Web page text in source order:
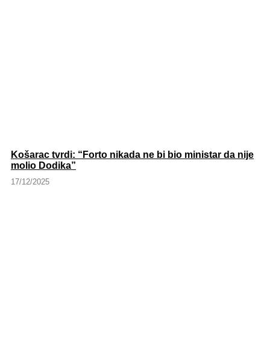
Košarac tvrdi: “Forto nikada ne bi bio ministar da nije
molio Dodika”
17/12/2025